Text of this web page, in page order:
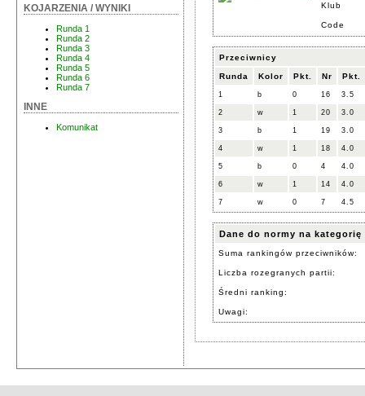
KOJARZENIA / WYNIKI
Runda 1
Runda 2
Runda 3
Runda 4
Runda 5
Runda 6
Runda 7
INNE
Komunikat
Klub
Code
Przeciwnicy
Runda Kolor Pkt. Nr Pkt.
1 b 0 16 3.5
2 w 1 20 3.0
3 b 1 19 3.0
4 w 1 18 4.0
5 b 0 4 4.0
6 w 1 14 4.0
7 w 0 7 4.5
Dane do normy na kategorię
Suma rankingów przeciwników:
Liczba rozegranych partii:
Średni ranking:
Uwagi: